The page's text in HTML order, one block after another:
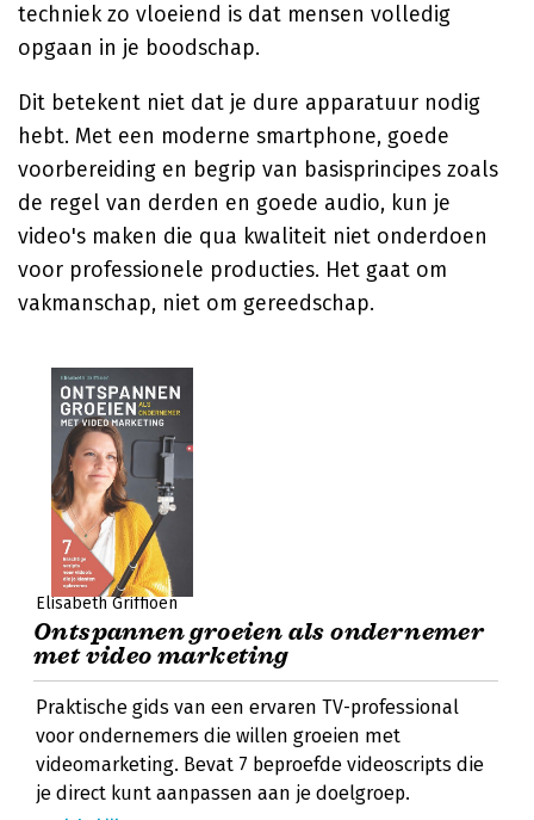
techniek zo vloeiend is dat mensen volledig
opgaan in je boodschap.
Dit betekent niet dat je dure apparatuur nodig
hebt. Met een moderne smartphone, goede
voorbereiding en begrip van basisprincipes zoals
de regel van derden en goede audio, kun je
video's maken die qua kwaliteit niet onderdoen
voor professionele producties. Het gaat om
vakmanschap, niet om gereedschap.
Elisabeth Griffioen
Ontspannen groeien als ondernemer
met video marketing
Praktische gids van een ervaren TV-professional
voor ondernemers die willen groeien met
videomarketing. Bevat 7 beproefde videoscripts die
je direct kunt aanpassen aan je doelgroep.